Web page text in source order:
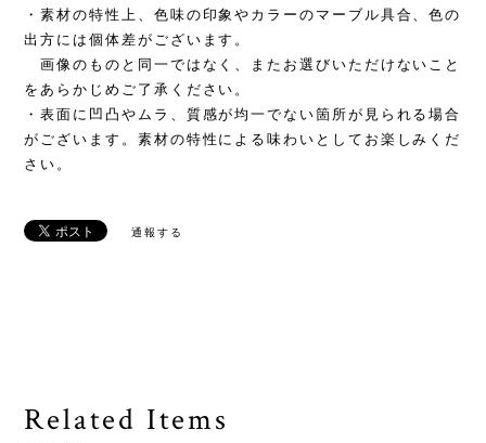
・素材の特性上、色味の印象やカラーのマーブル具合、色の
出方には個体差がございます。
画像のものと同一ではなく、またお選びいただけないこと
をあらかじめご了承ください。
・表面に凹凸やムラ、質感が均一でない箇所が見られる場合
がございます。素材の特性による味わいとしてお楽しみくだ
さい。
通報する
Related Items